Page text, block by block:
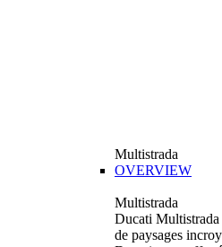
Multistrada
OVERVIEW
Multistrada
Ducati Multistrada
de paysages